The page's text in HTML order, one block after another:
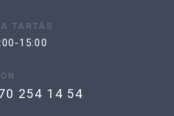
TARTÁS
15:00
254 14 54